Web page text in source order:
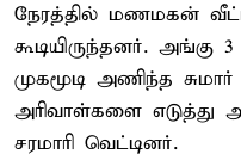
நேரத்தில் மணமகன்
கூடியிருந்தனர்.
முகமூடி அணிந்த
அரிவாள்களை எடுத்து
சரமாரி வெட்டினர்.